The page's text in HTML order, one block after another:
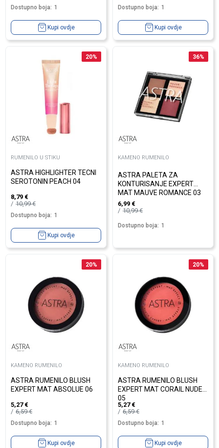
Dostupno boja: 1
Kupi ovdje
Dostupno boja: 1
Kupi ovdje
20%
RUMENILO U STIKU
ASTRA HIGHLIGHTER TECNI
SEROTONIN PEACH 04
8,79 €
10,99€
Dostupno boja: 1
Kupi ovdje
36%
KAMENO RUMENILO
ASTRA PALETA ZA
KONTURISANJE EXPERT
MAT MAUVE ROMANCE 03
6,99 €
10,99€
Dostupno boja: 1
20%
KAMENO RUMENILO
ASTRA RUMENILO BLUSH
EXPERT MAT ABSOLUE 06
5,27 €
6,59€
Dostupno boja: 1
Kupi ovdje
20%
KAMENO RUMENILO
ASTRA RUMENILO BLUSH
EXPERT MAT CORAIL NUDE
05
5,27 €
6,59€
Dostupno boja: 1
Kupi ovdje